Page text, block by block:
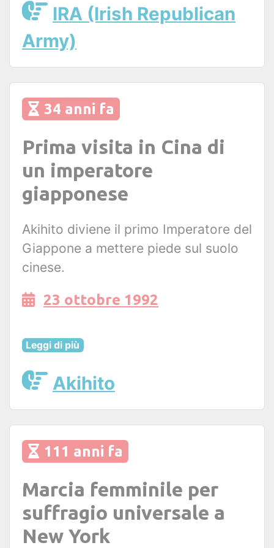
IRA (Irish Republican
Army)
34 anni fa
Prima visita in Cina di
un imperatore
giapponese
Akihito diviene il primo Imperatore del
Giappone a mettere piede sul suolo
cinese.
23 ottobre 1992
Leggi di più
Akihito
111 anni fa
Marcia femminile per
suffragio universale a
New York